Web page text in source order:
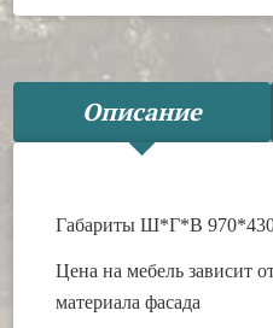
Описание
Габариты Ш*Г*В
Цена на мебель зависит
материала фасада